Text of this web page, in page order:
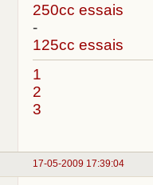
250cc essais
-
125cc essais
1
2
3
17-05-2009 17:39:04